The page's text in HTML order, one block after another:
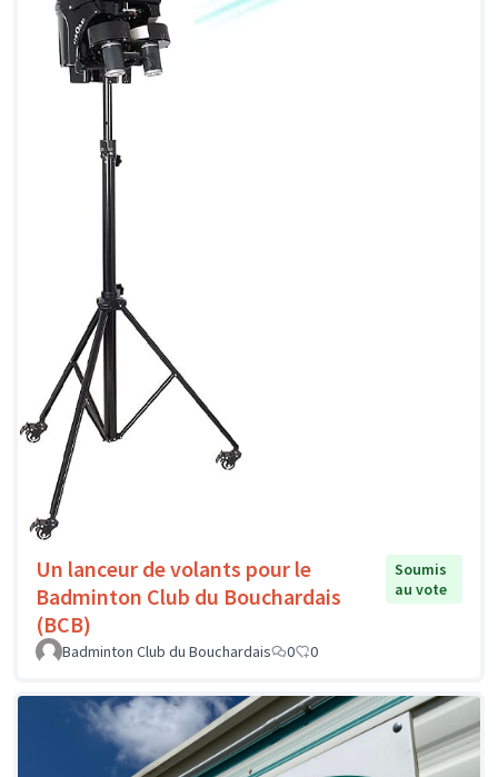
Un lanceur de volants pour le
Badminton Club du Bouchardais
(BCB)
Soumis
au vote
Badminton Club du Bouchardais 0 0